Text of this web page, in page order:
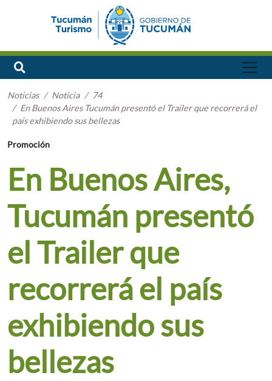
Noticias Noticia
74
En Buenos Aires Tucumán presentó el Trailer que recorrerá el
país exhibiendo sus bellezas
Promoción
En Buenos Aires,
Tucumán presentó
el Trailer que
recorrerá el país
exhibiendo sus
bellezas